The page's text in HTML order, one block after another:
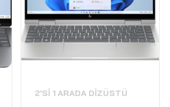
2'SI 1 ARADA DIZÜSTÜ